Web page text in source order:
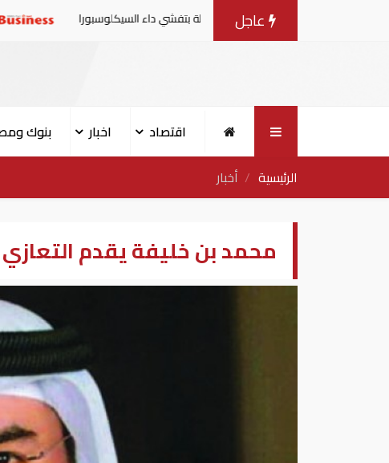
عاجل
من منتجات الخس المرتبطة بتفشي داء السيكلوسبورا تقارير:
اقتصاد اخبار بنوك
الرئيسية
أخبار
محمد بن خليفة يقدم